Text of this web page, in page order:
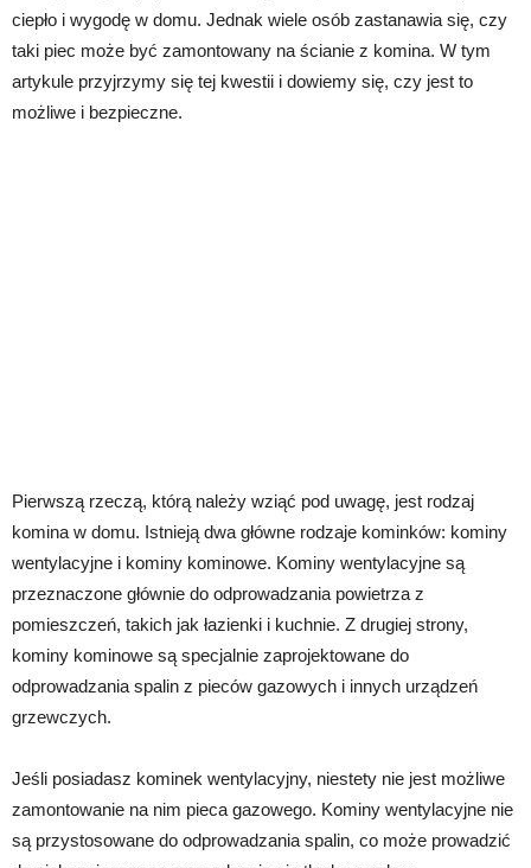
ciepło i wygodę w domu. Jednak wiele osób zastanawia się, czy
taki piec może być zamontowany na ścianie z komina. W tym
artykule przyjrzymy się tej kwestii i dowiemy się, czy jest to
możliwe i bezpieczne.
Pierwszą rzeczą, którą należy wziąć pod uwagę, jest rodzaj
komina w domu. Istnieją dwa główne rodzaje kominków: kominy
wentylacyjne i kominy kominowe. Kominy wentylacyjne są
przeznaczone głównie do odprowadzania powietrza z
pomieszczeń, takich jak łazienki i kuchnie. Z drugiej strony,
kominy kominowe są specjalnie zaprojektowane do
odprowadzania spalin z pieców gazowych i innych urządzeń
grzewczych.
Jeśli posiadasz kominek wentylacyjny, niestety nie jest możliwe
zamontowanie na nim pieca gazowego. Kominy wentylacyjne nie
są przystosowane do odprowadzania spalin, co może prowadzić